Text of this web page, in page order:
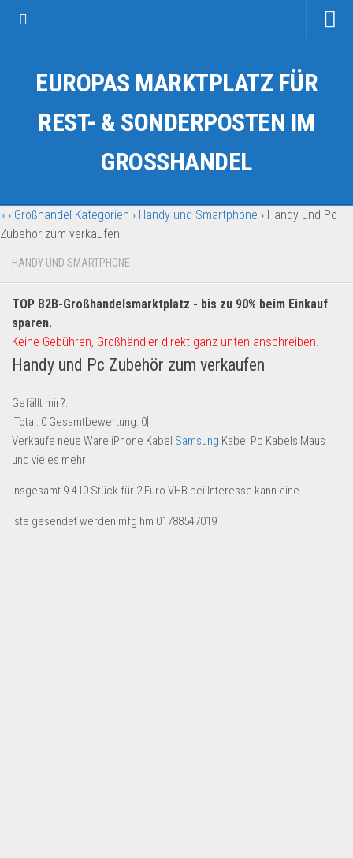
Kategorien
Auto & Motorrad
Fahrzeuge & Transport
Garten & Werkzeug
Geschäft, Büro & Schreibwaren
Geschenkartikel
Handy und Smartphone
Kosmetik & Pflege
Lebensmittel & Getränke
Multimedia & Elektro
Münzen
Uhren & Schmuck
EUROPAS MARKTPLATZ FÜR
REST- & SONDERPOSTEN IM
GROSSHANDEL
» › Großhandel Kategorien › Handy und Smartphone › Handy und Pc
Zubehör zum verkaufen
HANDY UND SMARTPHONE
TOP B2B-Großhandelsmarktplatz - bis zu 90% beim Einkauf
sparen.
Keine Gebühren, Großhändler direkt ganz unten anschreiben.
Handy und Pc Zubehör zum verkaufen
Gefällt mir?:
[Total: 0 Gesamtbewertung: 0
Verkaufe neue Ware iPhone Kabel Samsung Kabel Pc Kabels Maus
und vieles mehr
insgesamt 9.410 Stück für 2 Euro VHB bei Interesse kann eine L
iste gesendet werden mfg hm 01788547019